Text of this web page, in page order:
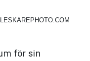
för sin